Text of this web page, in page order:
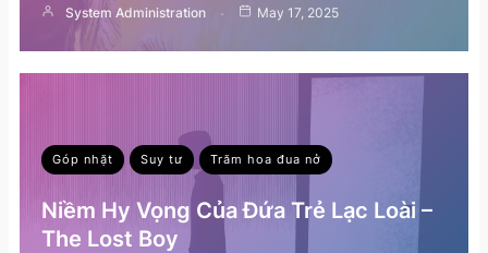
System Administration May 17, 2025
Góp nhặt Suy tư Trăm hoa đua nở
Niềm Hy Vọng Của Đứa Trẻ Lạc Loài –
The Lost Boy